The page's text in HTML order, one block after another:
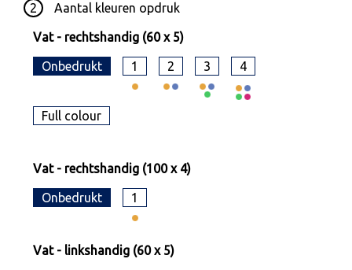
2 Aantal kleuren opdruk
Vat - rechtshandig (60 x 5)
Onbedrukt 1 2 3 4
Full colour
Vat - rechtshandig (100 x 4)
Onbedrukt 1
Vat - linkshandig (60 x 5)